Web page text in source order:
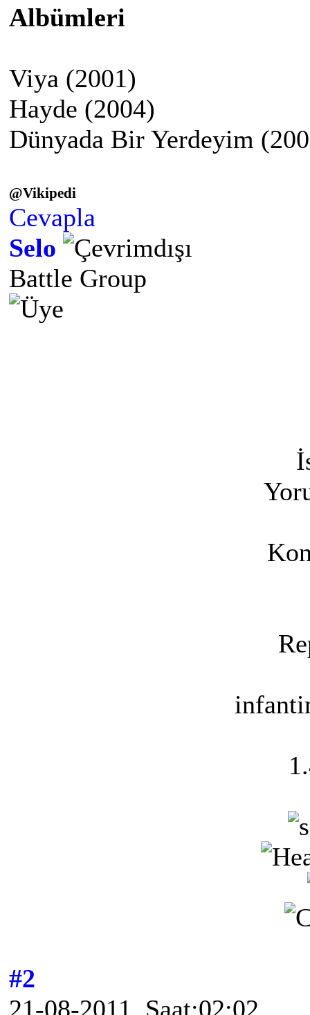
Albümleri
Viya (2001)
Hayde (2004)
Dünyada Bir Yerdeyim
@Vikipedi
Cevapla
Selo
Battle Group
#2
21-08-2011, Saat:02:02